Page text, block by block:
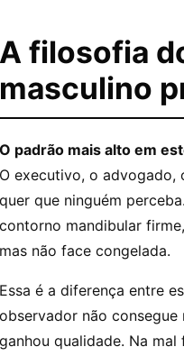
A filosofia
masculino
O padrão mais alto em
O executivo, o advogado,
quer que ninguém
contorno mandibular
mas não face congelada.
Essa é a diferença entre
observador não
ganhou qualidade. Na